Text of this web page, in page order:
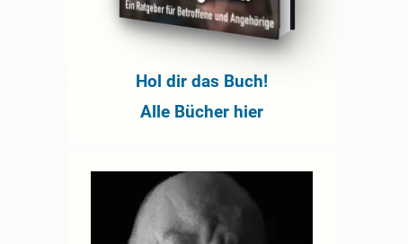
Hol dir das Buch!
Alle Bücher hier